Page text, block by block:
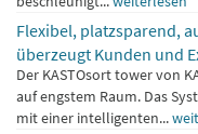
Flexibel, platzsparend,
überzeugt Kunden und
Der KASTOsort tower von
auf engstem Raum. Das
mit einer intelligenten...